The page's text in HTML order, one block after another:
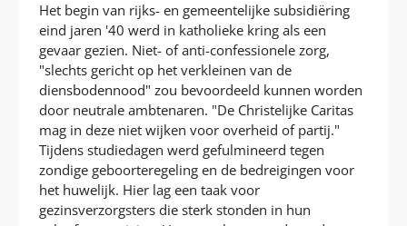
Het begin van rijks- en gemeentelijke subsidiëring
eind jaren '40 werd in katholieke kring als een
gevaar gezien. Niet- of anti-confessionele zorg,
"slechts gericht op het verkleinen van de
diensbodennood" zou bevoordeeld kunnen worden
door neutrale ambtenaren. "De Christelijke Caritas
mag in deze niet wijken voor overheid of partij."
Tijdens studiedagen werd gefulmineerd tegen
zondige geboorteregeling en de bedreigingen voor
het huwelijk. Hier lag een taak voor
gezinsverzorgsters die sterk stonden in hun